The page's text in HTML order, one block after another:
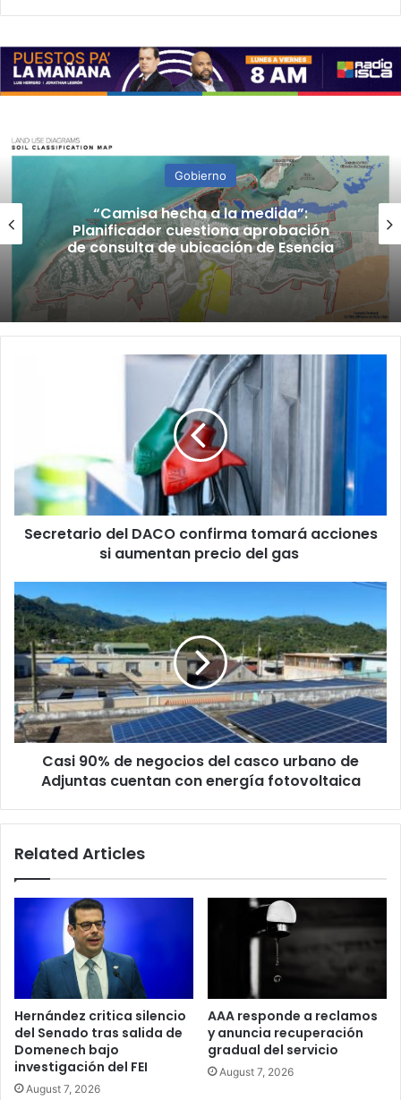
Gobierno
“Camisa hecha a la medida”:
Planificador cuestiona aprobación
de consulta de ubicación de Esencia
acciones
aumentan
precio
delSecretario del DACO confirma tomará acciones
si aumentan precio del gas
Casi
90%
de
negocios
del
casco
urbano
de
Adjuntas
cuentanCasi 90% de negocios del casco urbano de
Adjuntas cuentan con energía fotovoltaica
Related Articles
Hernández critica silencio
del Senado tras salida de
Domenech bajo
investigación del FEI
August 7, 2026
AAA responde a reclamos
y anuncia recuperación
gradual del servicio
August 7, 2026